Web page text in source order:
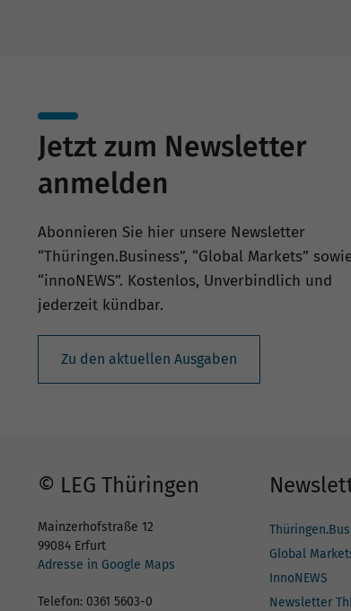
Jetzt zum Newsletter
anmelden
Abonnieren Sie hier unsere Newsletter
“Thüringen.Business”, “Global Markets”
“innoNEWS”. Kostenlos, Unverbindlich und
jederzeit kündbar.
Zu den aktuellen Ausgaben
© LEG Thüringen
Mainzerhofstraße 12
99084 Erfurt
Adresse in Google Maps
Telefon: 0361 5603-0
Global
InnoNEWS
Newsletter